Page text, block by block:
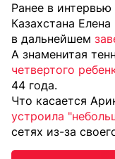
Ранее в
Казахстана
в дальнейшем
А знаменитая
четвертого
44 года.
Что касается
устроила
сетях из-за